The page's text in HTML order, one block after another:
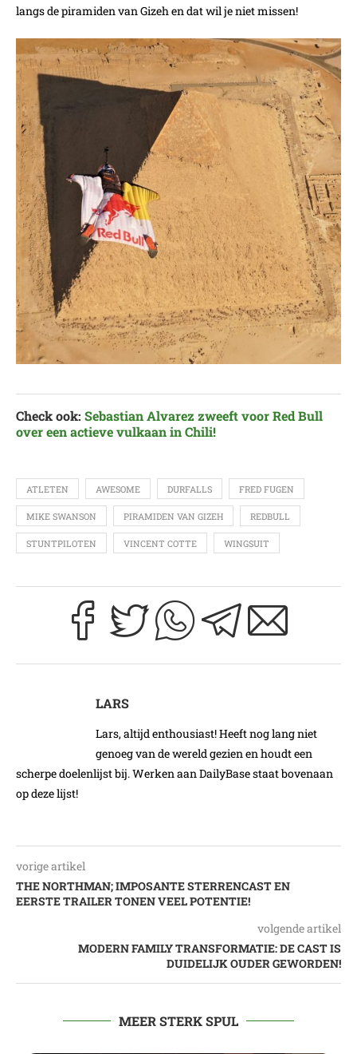
langs de piramiden van Gizeh en dat wil je niet missen!
Check ook: Sebastian Alvarez zweeft voor Red Bull
over een actieve vulkaan in Chili!
ATLETEN AWESOME DURFALLS FRED FUGEN
MIKE SWANSON PIRAMIDEN VAN GIZEH REDBULL
STUNTPILOTEN VINCENT COTTE WINGSUIT
LARS
Lars, altijd enthousiast! Heeft nog lang niet
genoeg van de wereld gezien en houdt een
scherpe doelenlijst bij. Werken aan DailyBase staat bovenaan
op deze lijst!
vorige artikel
THE NORTHMAN; IMPOSANTE STERRENCAST EN
EERSTE TRAILER TONEN VEEL POTENTIE!
volgende artikel
MODERN FAMILY TRANSFORMATIE: DE CAST IS
DUIDELIJK OUDER GEWORDEN!
MEER STERK SPUL